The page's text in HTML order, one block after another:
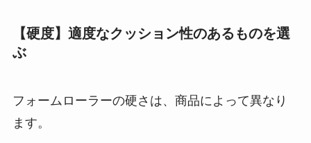
【硬度】適度なクッション性のあるものを選
ぶ
フォームローラーの硬さは、商品によって異なり
ます。